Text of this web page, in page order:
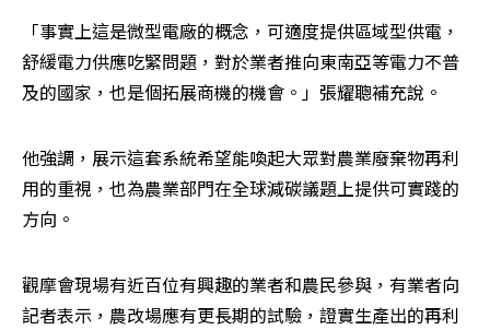
「事實上這是微型電廠的概念，可適度提供區域型供電，
舒緩電力供應吃緊問題，對於業者推向東南亞等電力不普
及的國家，也是個拓展商機的機會。」張耀聰補充說。
他強調，展示這套系統希望能喚起大眾對農業廢棄物再利
用的重視，也為農業部門在全球減碳議題上提供可實踐的
方向。
觀摩會現場有近百位有興趣的業者和農民參與，有業者向
記者表示，農改場應有更長期的試驗，證實生產出的再利